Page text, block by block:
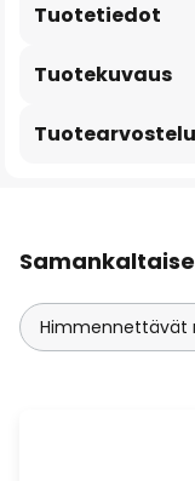
Tuotekuvaus
Tuotetiedot
Himmennettävät